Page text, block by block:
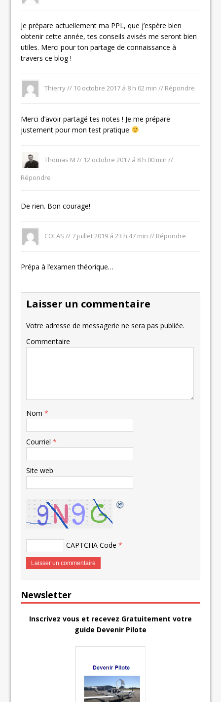
Je prépare actuellement ma PPL, que j’espère bien
obtenir cette année, tes conseils avisés me seront bien
utiles. Merci pour ton partage de connaissance à
travers ce blog !
Thierry // 10 octobre 2017 á 8 h 02 min // Répondre
Merci d’avoir partagé tes notes ! Je me prépare
justement pour mon test pratique
Thomas M // 12 octobre 2017 á 8 h 00 min //
Répondre
De rien. Bon courage!
COLAS // 7 juillet 2019 á 23 h 47 min // Répondre
Prépa à l’examen théorique…
Laisser un commentaire
Votre adresse de messagerie ne sera pas publiée.
Commentaire
Nom*
Courriel*
Site web
CAPTCHA Code *
Newsletter
Inscrivez vous et recevez Gratuitement votre
guide Devenir Pilote